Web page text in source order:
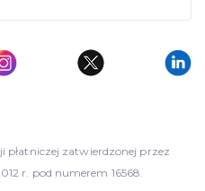
płatniczej zatwierdzonej przez
r. pod numerem 16568.